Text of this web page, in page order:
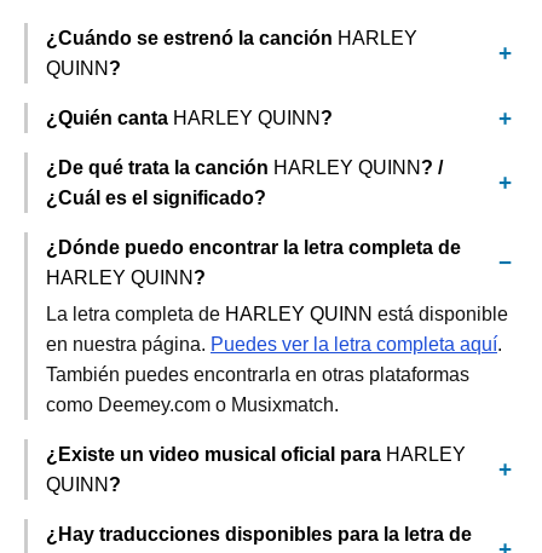
¿Cuándo se estrenó la canción HARLEY
QUINN?
¿Quién canta HARLEY QUINN?
¿De qué trata la canción HARLEY QUINN? /
¿Cuál es el significado?
¿Dónde puedo encontrar la letra completa de
HARLEY QUINN?
La letra completa de HARLEY QUINN está disponible
en nuestra página. Puedes ver la letra completa aquí.
También puedes encontrarla en otras plataformas
como Deemey.com o Musixmatch.
¿Existe un video musical oficial para HARLEY
QUINN?
¿Hay traducciones disponibles para la letra de